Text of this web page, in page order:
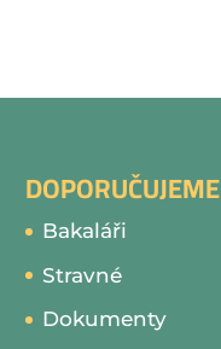
DOPORUČUJEME
Bakaláři
Stravné
Dokumenty